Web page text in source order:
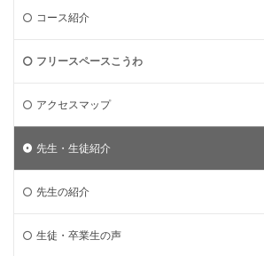
コース紹介
フリースペースこうわ
アクセスマップ
先生・生徒紹介
先生の紹介
生徒・卒業生の声